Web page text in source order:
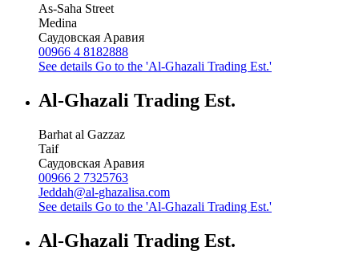
As-Saha Street
Medina
Саудовская Аравия
00966 4 8182888
See details Go to the 'Al-Ghazali Trading Est.'
Al-Ghazali Trading Est.
Barhat al Gazzaz
Taif
Саудовская Аравия
00966 2 7325763
Jeddah@al-ghazalisa.com
See details Go to the 'Al-Ghazali Trading Est.'
Al-Ghazali Trading Est.